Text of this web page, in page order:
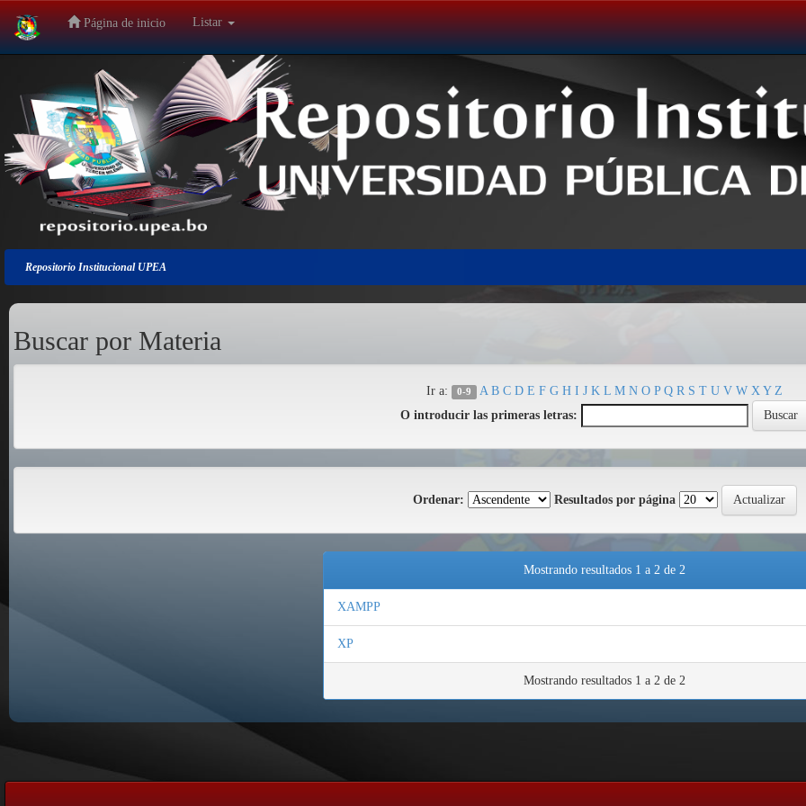
Salir
navegación
Página de inicio Listar
Repositorio Institucional UPEA
Buscar por Materia
Ir a: 0-9 A B C D E F G H I J K L M N O P Q R S T U V W X Y Z
O introducir las primeras letras:
Ordenar: Resultados por página
Mostrando resultados 1 a 2 de 2
XAMPP
XP
Mostrando resultados 1 a 2 de 2